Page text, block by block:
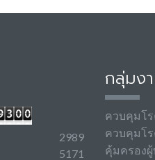
2989
5171
กลุ่มง
ควบคุมโ
ควบคุมโ
คุ้มครอง